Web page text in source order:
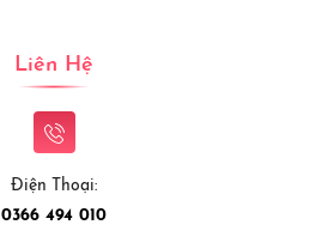
Liên Hệ
Điện Thoại:
0366 494 010